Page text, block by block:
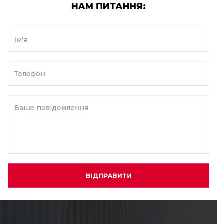
НАМ ПИТАННЯ:
Ім'я
Телефон
Ваше повідомлення
ВІДПРАВИТИ